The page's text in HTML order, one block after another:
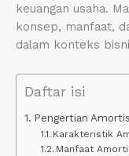
keuangan usaha.
konsep, manfaat,
dalam konteks
Daftar isi
Pengertian
Karakteristik
Manfaat